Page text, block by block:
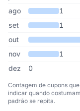
ago
1
set
1
out
nov
1
dez
0
Contagem de cupons
indicar quando
padrão se repita.